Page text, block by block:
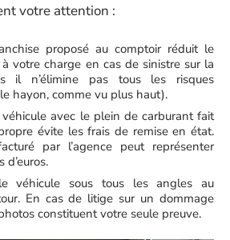
votre attention :
proposé au comptoir réduit le
votre charge en cas de sinistre sur la
il n’élimine pas tous les risques
hayon, comme vu plus haut).
avec le plein de carburant fait
évite les frais de remise en état.
par l’agence peut représenter
d’euros.
véhicule sous tous les angles au
En cas de litige sur un dommage
constituent votre seule preuve.